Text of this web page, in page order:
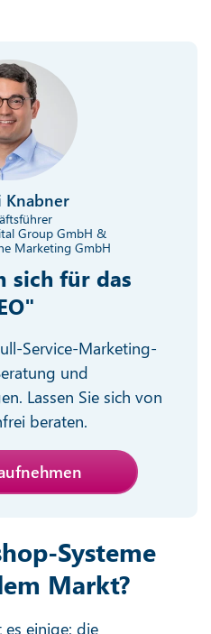
Knabner
Group GmbH &
Marketing GmbH
sich für das
Service-Marketing-
und
Lassen Sie sich von
beraten.
Systeme
Markt?
einige; die